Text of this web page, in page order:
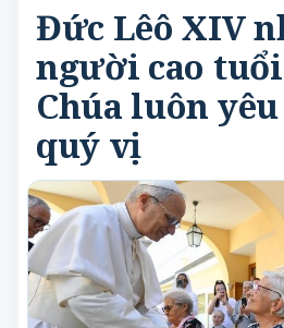
Đức Lêô XIV
người cao
Chúa luôn
quý vị